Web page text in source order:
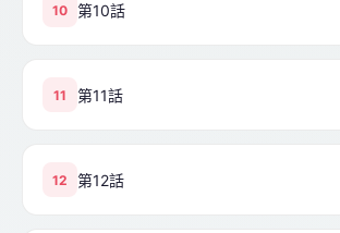
10 第10話
11 第11話
12 第12話